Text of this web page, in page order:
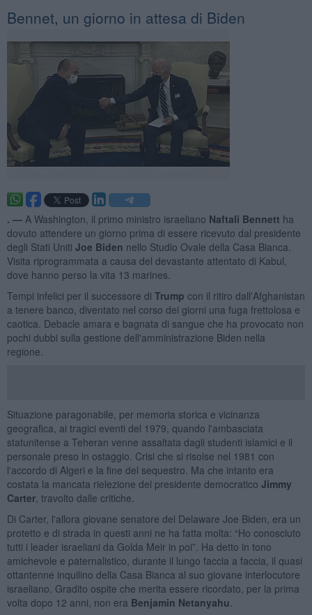
Bennet, un giorno in attesa di Biden
. — A Washington, il primo ministro israeliano Naftali Bennett ha
dovuto attendere un giorno prima di essere ricevuto dal presidente
degli Stati Uniti Joe Biden nello Studio Ovale della Casa Bianca.
Visita riprogrammata a causa del devastante attentato di Kabul,
dove hanno perso la vita 13 marines.
Tempi infelici per il successore di Trump con il ritiro dall'Afghanistan
a tenere banco, diventato nel corso dei giorni una fuga frettolosa e
caotica. Debacle amara e bagnata di sangue che ha provocato non
pochi dubbi sulla gestione dell'amministrazione Biden nella
regione.
Situazione paragonabile, per memoria storica e vicinanza
geografica, ai tragici eventi del 1979, quando l'ambasciata
statunitense a Teheran venne assaltata dagli studenti islamici e il
personale preso in ostaggio. Crisi che si risolse nel 1981 con
l'accordo di Algeri e la fine del sequestro. Ma che intanto era
costata la mancata rielezione del presidente democratico Jimmy
Carter, travolto dalle critiche.
Di Carter, l'allora giovane senatore del Delaware Joe Biden, era un
protetto e di strada in questi anni ne ha fatta molta: “Ho conosciuto
tutti i leader israeliani da Golda Meir in poi”. Ha detto in tono
amichevole e paternalistico, durante il lungo faccia a faccia, il quasi
ottantenne inquilino della Casa Bianca al suo giovane interlocutore
israeliano. Gradito ospite che merita essere ricordato, per la prima
volta dopo 12 anni, non era Benjamin Netanyahu